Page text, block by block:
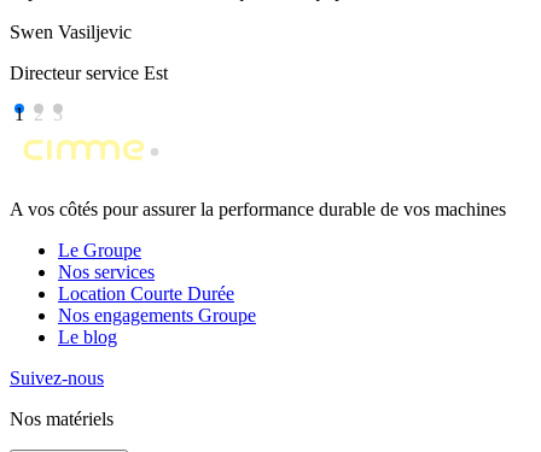
Swen Vasiljevic
Directeur service Est
1 2 3
A vos côtés pour assurer la performance durable de vos machines
Le Groupe
Nos services
Location Courte Durée
Nos engagements Groupe
Le blog
Suivez-nous
Nos matériels